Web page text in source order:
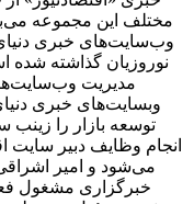
مختلف این مجموعه
وب‌سایت‌های خبری دنیای
نوروزیان گذاشته
مدیریت
وبسایت‌های خبری
توسعه بازار را
انجام وظایف دبیر سایت
می‌شود و امیر
خبرگزاری مشغول